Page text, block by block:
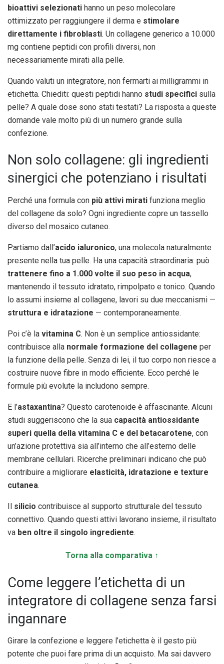
bioattivi selezionati hanno un peso molecolare
ottimizzato per raggiungere il derma e stimolare
direttamente i fibroblasti. Un collagene generico a 10.000
mg contiene peptidi con profili diversi, non
necessariamente mirati alla pelle.
Quando valuti un integratore, non fermarti ai milligrammi in
etichetta. Chiediti: questi peptidi hanno studi specifici sulla
pelle? A quale dose sono stati testati? La risposta a queste
domande vale molto più di un numero grande sulla
confezione.
Non solo collagene: gli ingredienti
sinergici che potenziano i risultati
Perché una formula con più attivi mirati funziona meglio
del collagene da solo? Ogni ingrediente copre un tassello
diverso del mosaico cutaneo.
Partiamo dall’acido ialuronico, una molecola naturalmente
presente nella tua pelle. Ha una capacità straordinaria: può
trattenere fino a 1.000 volte il suo peso in acqua,
mantenendo il tessuto idratato, rimpolpato e tonico. Quando
lo assumi insieme al collagene, lavori su due meccanismi —
struttura e idratazione — contemporaneamente.
Poi c’è la vitamina C. Non è un semplice antiossidante:
contribuisce alla normale formazione del collagene per
la funzione della pelle. Senza di lei, il tuo corpo non riesce a
costruire nuove fibre in modo efficiente. Ecco perché le
formule più evolute la includono sempre.
E l’astaxantina? Questo carotenoide è affascinante. Alcuni
studi suggeriscono che la sua capacità antiossidante
superi quella della vitamina C e del betacarotene, con
un’azione protettiva sia all’interno che all’esterno delle
membrane cellulari. Ricerche preliminari indicano che può
contribuire a migliorare elasticità, idratazione e texture
cutanea.
Il silicio contribuisce al supporto strutturale del tessuto
connettivo. Quando questi attivi lavorano insieme, il risultato
va ben oltre il singolo ingrediente.
Torna alla comparativa ↑
Come leggere l’etichetta di un
integratore di collagene senza farsi
ingannare
Girare la confezione e leggere l’etichetta è il gesto più
potente che puoi fare prima di un acquisto. Ma sai davvero